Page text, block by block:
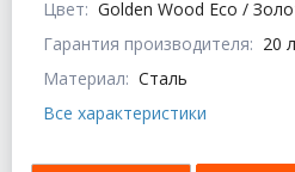
Цвет: Golden Wood Eco /
Гарантия производителя: 20
Материал: Сталь
Все характеристики